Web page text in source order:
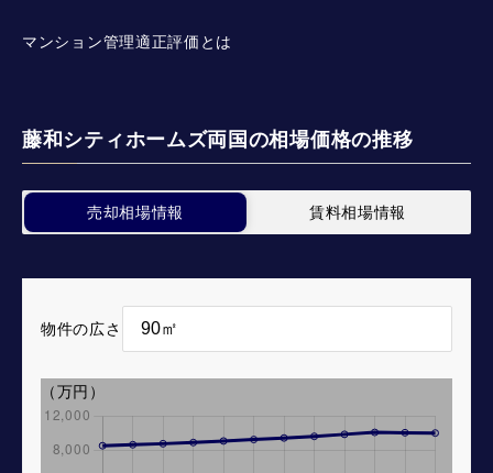
マンション管理適正評価とは
藤和シティホームズ両国の相場価格の推移
売却相場情報 賃料相場情報
物件の広さ
（万円）